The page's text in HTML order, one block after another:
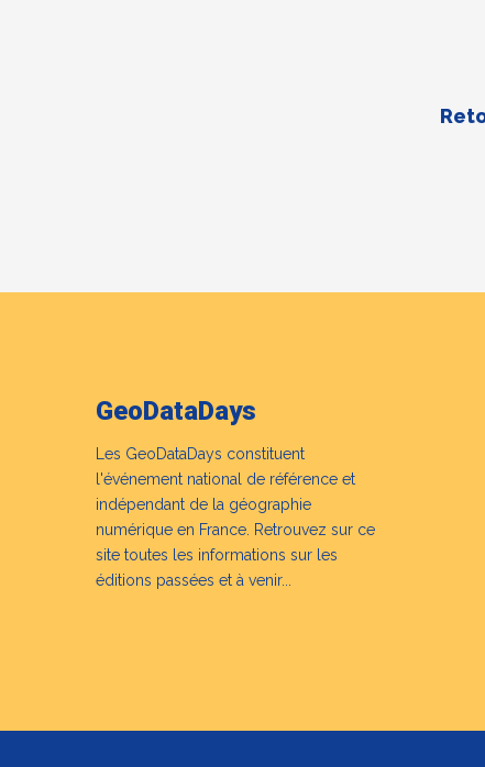
GeoDataDays
Les GeoDataDays constituent
l'événement national de référence et
indépendant de la géographie
numérique en France. Retrouvez sur ce
site toutes les informations sur les
éditions passées et à venir...